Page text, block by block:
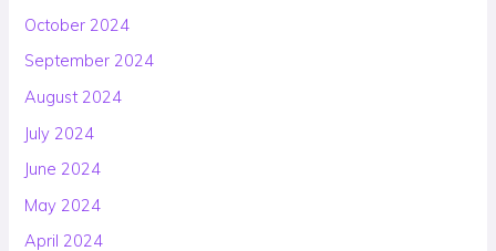
October 2024
September 2024
August 2024
July 2024
June 2024
May 2024
April 2024